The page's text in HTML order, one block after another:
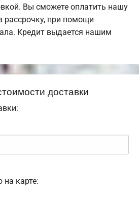
Вы сможете оплатить нашу
рассрочку, при помощи
Кредит выдается нашим
доставки
на карте: